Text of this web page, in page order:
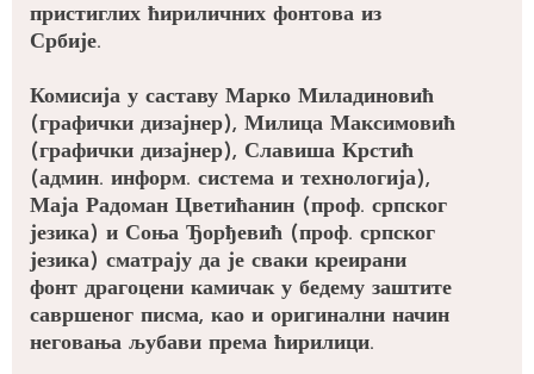
пристиглих ћириличних фонтова из
Србије.
Комисија у саставу Марко Миладиновић
(графички дизајнер), Милица Максимовић
(графички дизајнер), Славиша Крстић
(админ. информ. система и технологија),
Маја Радоман Цветићанин (проф. српског
језика) и Соња Ђорђевић (проф. српског
језика) сматрају да је сваки креирани
фонт драгоцени камичак у бедему заштите
савршеног писма, као и оригинални начин
неговања љубави према ћирилици.